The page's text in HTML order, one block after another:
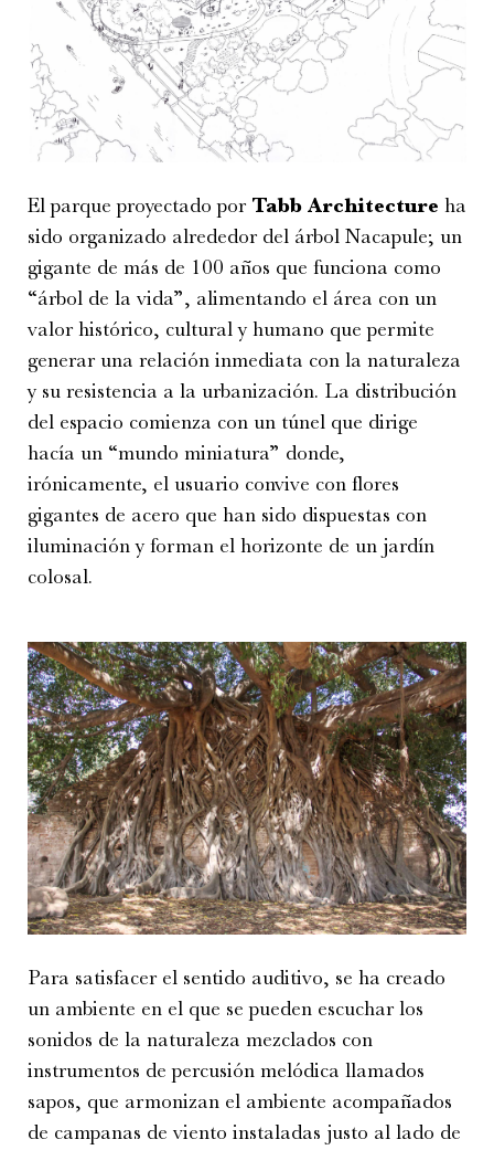
El parque proyectado por Tabb Architecture ha
sido organizado alrededor del árbol Nacapule; un
gigante de más de 100 años que funciona como
“árbol de la vida”, alimentando el área con un
valor histórico, cultural y humano que permite
generar una relación inmediata con la naturaleza
y su resistencia a la urbanización. La distribución
del espacio comienza con un túnel que dirige
hacía un “mundo miniatura” donde,
irónicamente, el usuario convive con flores
gigantes de acero que han sido dispuestas con
iluminación y forman el horizonte de un jardín
colosal.
Para satisfacer el sentido auditivo, se ha creado
un ambiente en el que se pueden escuchar los
sonidos de la naturaleza mezclados con
instrumentos de percusión melódica llamados
sapos, que armonizan el ambiente acompañados
de campanas de viento instaladas justo al lado de